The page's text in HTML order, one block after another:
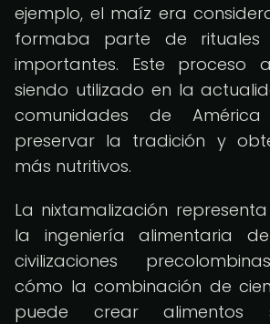
ejemplo, el maíz era
formaba parte de rituales
importantes. Este proceso
siendo utilizado en la
comunidades de
preservar la tradición y
más nutritivos.
La nixtamalización
la ingeniería alimentaria
civilizaciones
cómo la combinación de
puede crear alimentos